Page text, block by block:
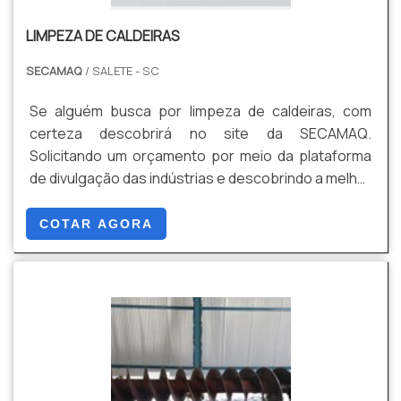
para os clientes com qualidade....
LIMPEZA DE CALDEIRAS
SECAMAQ / SALETE - SC
Se alguém busca por limpeza de caldeiras, com
certeza descobrirá no site da SECAMAQ.
Solicitando um orçamento por meio da plataforma
de divulgação das indústrias e descobrindo a melhor
limpeza de caldeiras, com a SECAMAQ atingirá
proteção com comprometimento com os
resultados dos clientes.MAIS INFORMAÇÕES
muitas maneiras eficientes de demonstrar
competência e excelência em sua área de atuação.
A SECAMAQ objetiva sua energia em criar uma
estrutura com: Escritório de alta qualidade onde
COTAR AGORA